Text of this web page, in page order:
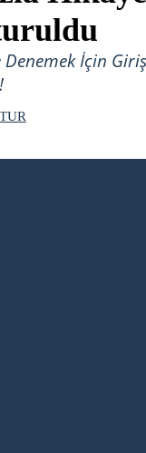
İçin Giriş